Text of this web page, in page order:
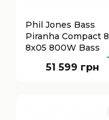
Phil Jones Bass
Piranha Compact 8
8x05 800W Bass
51 599 грн